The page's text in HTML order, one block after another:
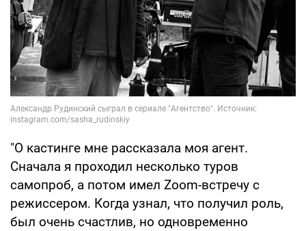
"О кастинге мне рассказала моя агент.
Сначала я проходил несколько туров
самопроб, а потом имел Zoom-встречу с
режиссером. Когда узнал, что получил роль,
был очень счастлив, но одновременно